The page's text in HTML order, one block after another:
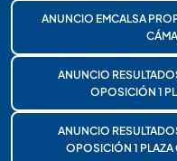
ANUNCIO EMCALSA
ANUNCIO
OPOSICIÓN 1
ANUNCIO
OPOSICIÓN 1 PLAZA